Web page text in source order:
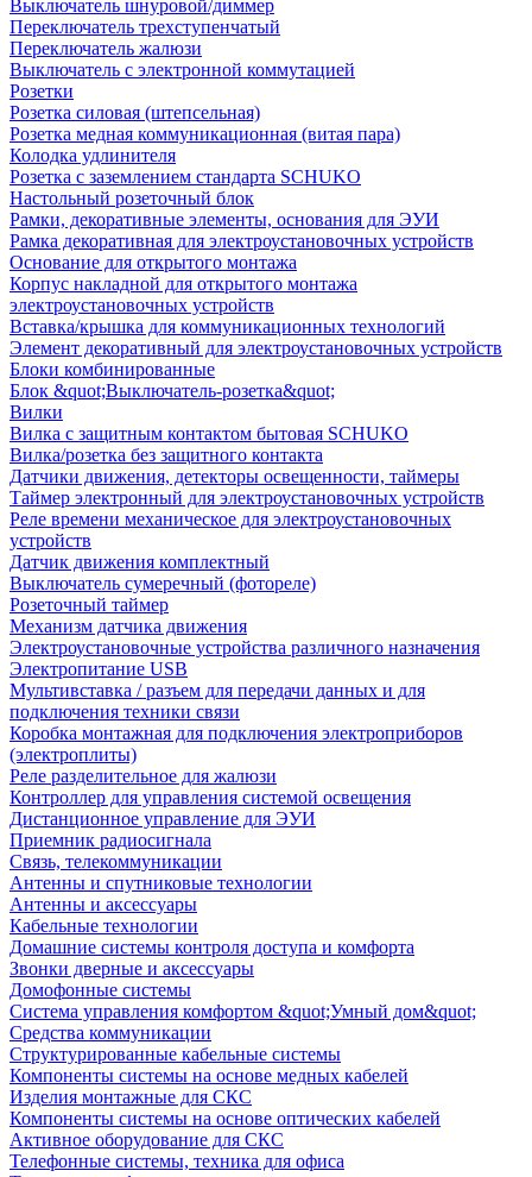
Выключатель шнуровой/диммер
Переключатель трехступенчатый
Переключатель жалюзи
Выключатель с электронной коммутацией
Розетки
Розетка силовая (штепсельная)
Розетка медная коммуникационная (витая пара)
Колодка удлинителя
Розетка с заземлением стандарта SCHUKO
Настольный розеточный блок
Рамки, декоративные элементы, основания для ЭУИ
Рамка декоративная для электроустановочных устройств
Основание для открытого монтажа
Корпус накладной для открытого монтажа
электроустановочных устройств
Вставка/крышка для коммуникационных технологий
Элемент декоративный для электроустановочных устройств
Блоки комбинированные
Блок &quot;Выключатель-розетка&quot;
Вилки
Вилка с защитным контактом бытовая SCHUKO
Вилка/розетка без защитного контакта
Датчики движения, детекторы освещенности, таймеры
Таймер электронный для электроустановочных устройств
Реле времени механическое для электроустановочных
устройств
Датчик движения комплектный
Выключатель сумеречный (фотореле)
Розеточный таймер
Механизм датчика движения
Электроустановочные устройства различного назначения
Электропитание USB
Мультивставка / разъем для передачи данных и для
подключения техники связи
Коробка монтажная для подключения электроприборов
(электроплиты)
Реле разделительное для жалюзи
Контроллер для управления системой освещения
Дистанционное управление для ЭУИ
Приемник радиосигнала
Связь, телекоммуникации
Антенны и спутниковые технологии
Антенны и аксессуары
Кабельные технологии
Домашние системы контроля доступа и комфорта
Звонки дверные и аксессуары
Домофонные системы
Система управления комфортом &quot;Умный дом&quot;
Средства коммуникации
Структурированные кабельные системы
Компоненты системы на основе медных кабелей
Изделия монтажные для СКС
Компоненты системы на основе оптических кабелей
Активное оборудование для СКС
Телефонные системы, техника для офиса